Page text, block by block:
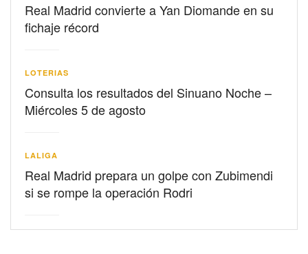
Real Madrid convierte a Yan Diomande en su
fichaje récord
LOTERIAS
Consulta los resultados del Sinuano Noche –
Miércoles 5 de agosto
LALIGA
Real Madrid prepara un golpe con Zubimendi
si se rompe la operación Rodri